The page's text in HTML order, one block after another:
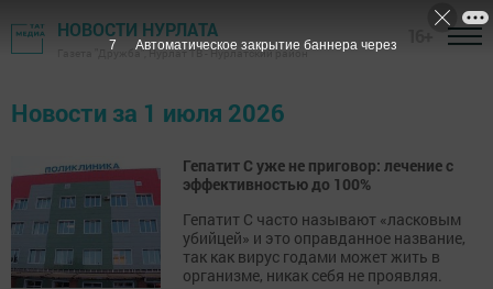
НОВОСТИ НУРЛАТА
Газета "Дружба", Нурлат ТВ - Нурлатский район
Новости за 1 июля 2026
Гепатит С уже не приговор: лечение с
эффективностью до 100%
Гепатит С часто называют «ласковым
убийцей» и это оправданное название,
так как вирус годами может жить в
организме, никак себя не проявляя.
6 Автоматическое закрытие баннера через